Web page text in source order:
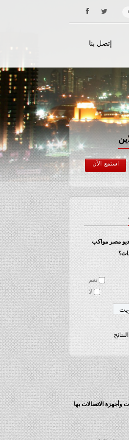
إتصل بنا
استمع الآن
مصر مواكب
نعم
لا
الاتصالات بها